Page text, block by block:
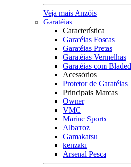
Veja mais Anzóis
Garatéias
Característica
Garatéias Foscas
Garatéias Pretas
Garatéias Vermelhas
Garatéias com Bladed
Acessórios
Protetor de Garatéias
Principais Marcas
Owner
VMC
Marine Sports
Albatroz
Gamakatsu
kenzaki
Arsenal Pesca